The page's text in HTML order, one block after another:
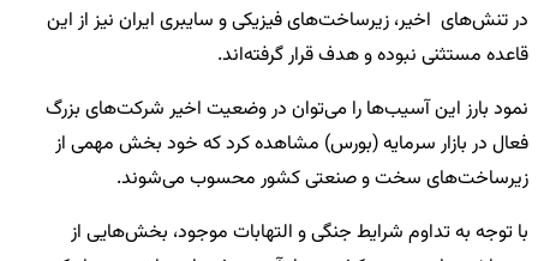
در تنش‌های اخیر، زیرساخت‌های فیزیکی و سایبری ایران نیز از این
قاعده مستثنی نبوده و هدف قرار گرفته‌اند.
نمود بارز این آسیب‌ها را می‌توان در وضعیت اخیر شرکت‌های بزرگ
فعال در بازار سرمایه (بورس) مشاهده کرد که خود بخش مهمی از
زیرساخت‌های سخت و صنعتی کشور محسوب می‌شوند.
با توجه به تداوم شرایط جنگی و التهابات موجود، بخش‌هایی از